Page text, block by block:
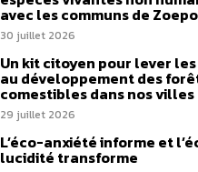
avec les communs de
30 juillet 2026
Un kit citoyen pour lever
au développement des
comestibles dans nos villes
29 juillet 2026
L’éco-anxiété informe et
lucidité transforme